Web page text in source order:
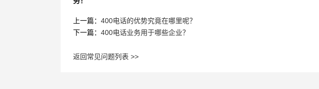
上一篇： 400电话的优势究竟在哪里呢？
下一篇： 400电话业务用于哪些企业？
返回常见问题列表 >>